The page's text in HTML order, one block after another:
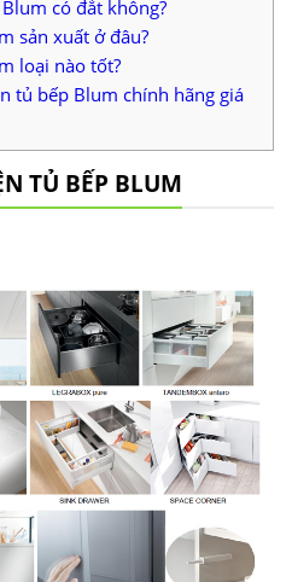
có đắt không?
sản xuất ở đâu?
loại nào tốt?
tủ bếp Blum chính hãng giá
TỦ BẾP BLUM